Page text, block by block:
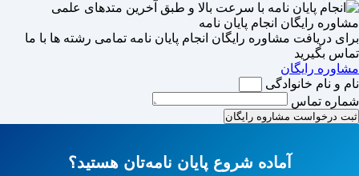
مشاوره رایگان انجام پایان نامه
برای دریافت مشاوره رایگان انجام پایان نامه تمامی رشته ها با ما
تماس بگیرید
مشاوره رایگان
نام و نام خانوادگی
شماره تماس
ثبت درخواست مشاروه رایگان
آماده شروع پایان نامه‌تان هستید؟